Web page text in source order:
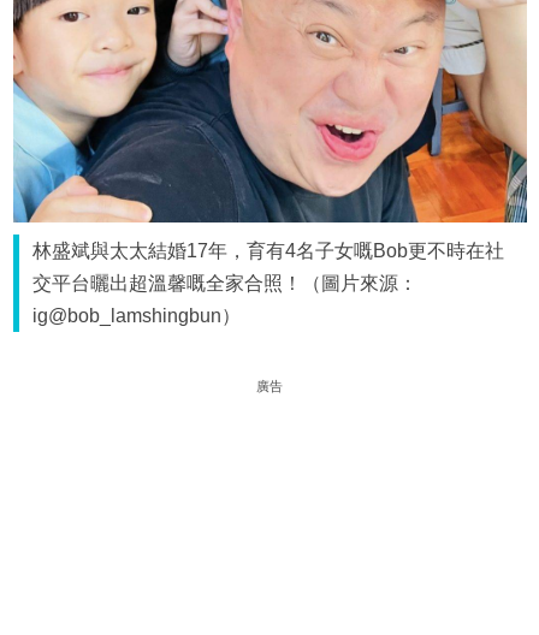
林盛斌與太太結婚17年，育有4名子女嘅Bob更不時在社
交平台曬出超溫馨嘅全家合照！（圖片來源：
ig@bob_lamshingbun）
廣告